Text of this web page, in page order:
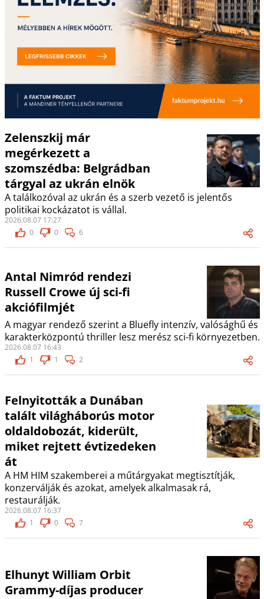
Zelenszkij már
megérkezett a
szomszédba: Belgrádban
tárgyal az ukrán elnök
A találkozóval az ukrán és a szerb vezető is jelentős
politikai kockázatot is vállal.
2026.08.07 17:27
0
0 6
Antal Nimród rendezi
Russell Crowe új sci-fi
akciófilmjét
A magyar rendező szerint a Bluefly intenzív, valósághű és
karakterközpontú thriller lesz merész sci-fi környezetben.
2026.08.07 16:43
1
1 2
Felnyitották a Dunában
talált világháborús motor
oldaldobozát, kiderült,
miket rejtett évtizedeken
át
A HM HIM szakemberei a műtárgyakat megtisztítják,
konzerválják és azokat, amelyek alkalmasak rá,
restaurálják.
2026.08.07 16:37
1
0 7
Elhunyt William Orbit
Grammy-díjas producer